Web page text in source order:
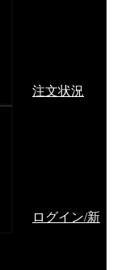
注文状況
ログイン/新